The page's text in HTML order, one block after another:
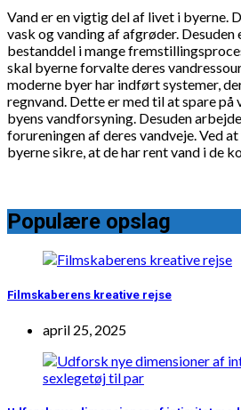
Vand er en vigtig del af livet i byerne.
vask og vanding af afgrøder. Desuden
bestanddel i mange
skal byerne forvalte deres
moderne byer har indført systemer,
regnvand. Dette er med til at spare
byens vandforsyning. Desuden
forureningen af deres vandveje. Ved
byerne sikre, at de har rent vand i de
Populære opslag
Filmskaberens kreative rejse
april 25, 2025